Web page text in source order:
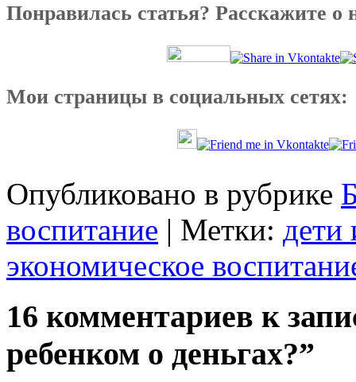
Понравилась статья? Расскажите о
Мои страницы в социальных сетях:
Опубликовано в рубрике
воспитание | Метки: дети
экономическое
16 комментариев к
ребенком о деньгах?”